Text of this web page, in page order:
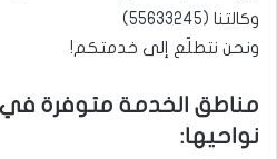
وكالتنا (55633245)
ونحن نتطلّع إلى خدمتكم!
مناطق الخدمة متوفرة
نواحيها: